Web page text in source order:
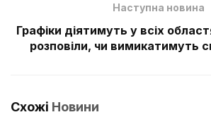
Наступна новина
Графіки діятимуть у всіх
розповіли, чи вимикатимуть
Схожі Новини